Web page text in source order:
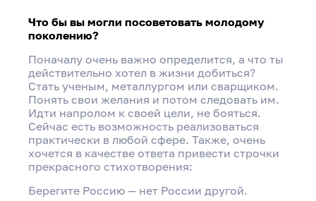
Что бы вы могли посоветовать молодому
поколению?
Поначалу очень важно определится, а что ты
действительно хотел в жизни добиться?
Стать ученым, металлургом или сварщиком.
Понять свои желания и потом следовать им.
Идти напролом к своей цели, не бояться.
Сейчас есть возможность реализоваться
практически в любой сфере. Также, очень
хочется в качестве ответа привести строчки
прекрасного стихотворения:
Берегите Россию — нет России другой.